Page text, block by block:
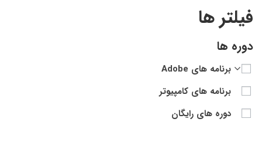
فیلتر ها
دوره ها
برنامه های Adobe
برنامه های کامپیوتر
دوره های رایگان